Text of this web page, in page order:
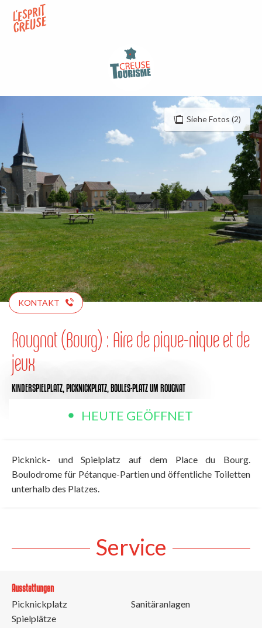
contenu
Siehe Fotos (2)
KONTAKT
Rougnat (Bourg) : Aire de pique-nique et de
jeux
KINDERSPIELPLATZ, PICKNICKPLATZ, BOULES-PLATZUM ROUGNAT
HEUTE GEÖFFNET
Picknick- und Spielplatz auf dem Place du Bourg.
Boulodrome für Pétanque-Partien und öffentliche Toiletten
unterhalb des Platzes.
Service
Ausstattungen
Picknickplatz
Spielplätze
Sanitäranlagen